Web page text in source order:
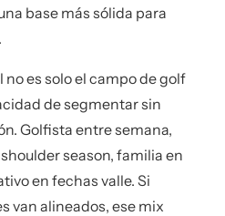
base más sólida para
es solo el campo de golf
de segmentar sin
Golfista entre semana,
season, familia en
en fechas valle. Si
van alineados, ese mix